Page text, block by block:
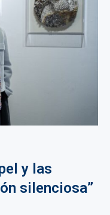
y las
silenciosa”